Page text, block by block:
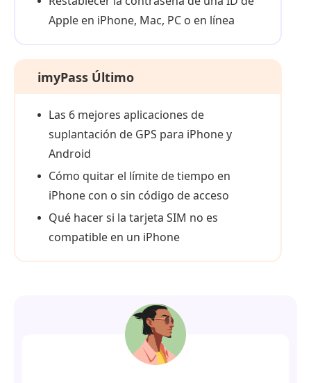
Apple en iPhone, Mac, PC o en línea
imyPass Último
Las 6 mejores aplicaciones de
suplantación de GPS para iPhone y
Android
Cómo quitar el límite de tiempo en
iPhone con o sin código de acceso
Qué hacer si la tarjeta SIM no es
compatible en un iPhone